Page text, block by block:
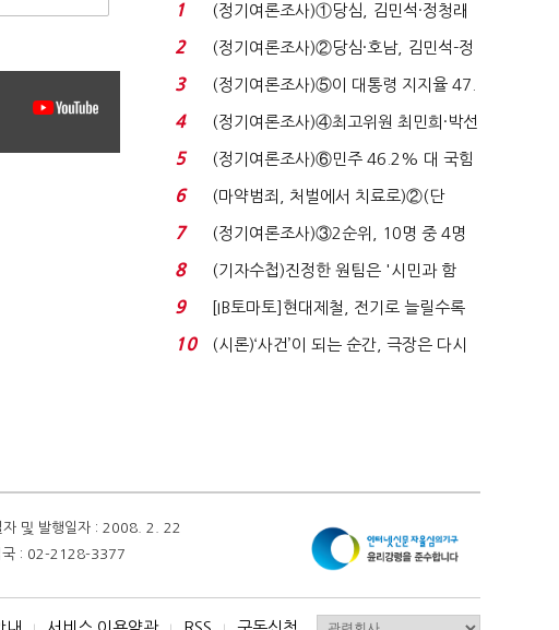
1
(정기여론조사)①당심, 김민석·정청래
'초접전'…대통령 ...
2
(정기여론조사)②당심·호남, 김민석-정
청래 '초접전'...
3
(정기여론조사)⑤이 대통령 지지율 47.
7%…일주일 만에 ...
4
(정기여론조사)④최고위원 최민희·박선
원 '양강'…서미...
5
(정기여론조사)⑥민주 46.2% 대 국힘
31.0%…오차범위 밖 ...
6
(마약범죄, 처벌에서 치료로)②(단
독)"마약은 전염병…여성...
7
(정기여론조사)③2순위, 10명 중 4명
'송영길'…정청래 '한 ...
8
(기자수첩)진정한 원팀은 '시민과 함
께'일 때 완성...
9
[IB토마토]현대제철, 전기로 늘릴수록
전기료 부담…저...
10
(시론)‘사건’이 되는 순간, 극장은 다시
자 및 발행일자 : 2008. 2. 22
국 : 02-2128-3377